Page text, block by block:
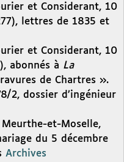
et Considerant, 10
lettres de 1835 et
et Considerant, 10
abonnés à La
de Chartres ».
2, dossier d’ingénieur
et-Moselle,
du 5 décembre
Archives